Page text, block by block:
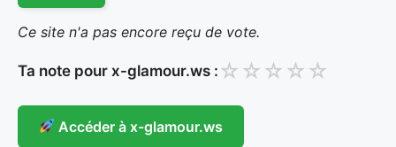
Ce site n'a pas encore reçu de vote.
Ta note pour x-glamour.ws : ☆ ☆ ☆ ☆ ☆
Accéder à x-glamour.ws